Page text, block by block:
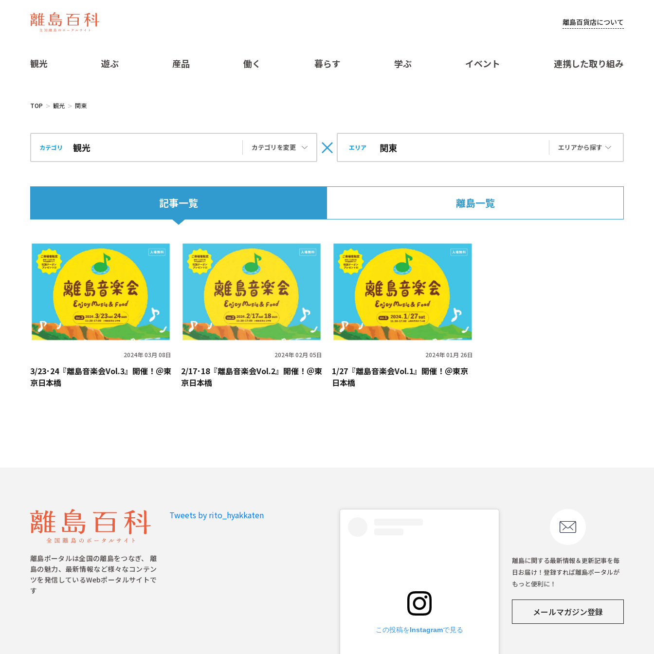
離島百貨店について
観光 遊ぶ 産品 働く 暮らす 学ぶ イベント 連携した取り組み
TOP 観光 関東
カテゴリ カテゴリを変更 エリア エリアから探す
記事一覧 離島一覧
2024年 03月 08日
3/23･24『離島音楽会Vol.3』開催！＠東
京日本橋
2024年 02月 05日
2/17･18『離島音楽会Vol.2』開催！＠東
京日本橋
2024年 01月 26日
1/27『離島音楽会Vol.1』開催！＠東京
日本橋
離島ポータルは全国の離島をつなぎ、 離
島の魅力、最新情報など様々なコンテン
ツを発信しているWebポータルサイトで
す
Tweets by rito_hyakkaten
この投稿をInstagramで見る
離島に関する最新情報＆更新記事を毎
日お届け！登録すれば離島ポータルが
もっと便利に！
メールマガジン登録